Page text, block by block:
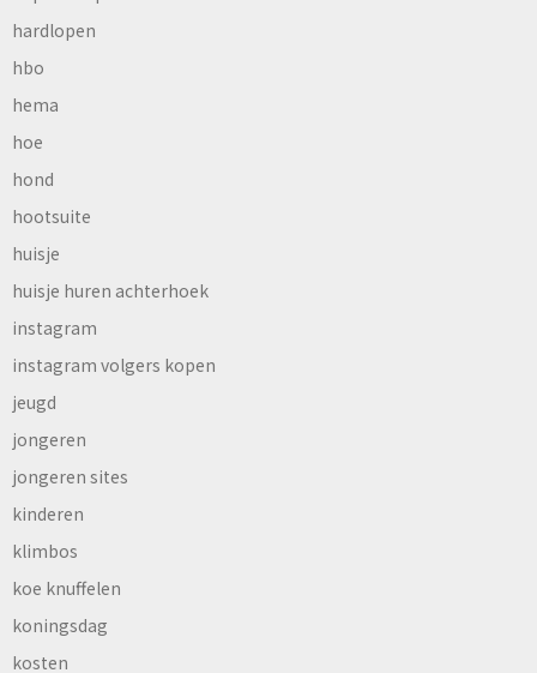
hardlopen
hbo
hema
hoe
hond
hootsuite
huisje
huisje huren achterhoek
instagram
instagram volgers kopen
jeugd
jongeren
jongeren sites
kinderen
klimbos
koe knuffelen
koningsdag
kosten